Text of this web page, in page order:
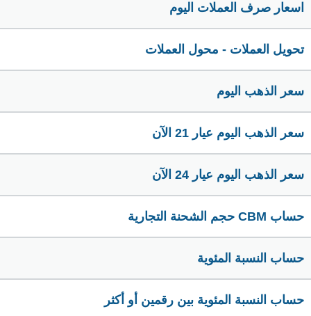
اسعار صرف العملات اليوم
تحويل العملات - محول العملات
سعر الذهب اليوم
سعر الذهب اليوم عيار 21 الآن
سعر الذهب اليوم عيار 24 الآن
حساب CBM حجم الشحنة التجارية
حساب النسبة المئوية
حساب النسبة المئوية بين رقمين أو أكثر